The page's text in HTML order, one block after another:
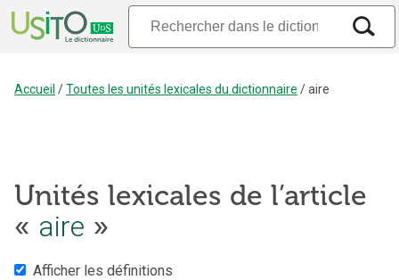
Accueil /Toutes les unités lexicales du dictionnaire /aire
Unités lexicales de l’article
« aire »
Afficher les définitions